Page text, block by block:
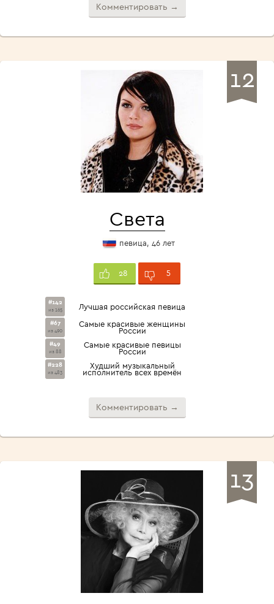
Комментировать →
12
Света
певица, 46 лет
28 5
#142
из 165 Лучшая российская певица
#67
из 490
Самые красивые женщины
России
#49
из 88
Самые красивые певицы
России
#228
из 483
Худший музыкальный
исполнитель всех времён
Комментировать →
13